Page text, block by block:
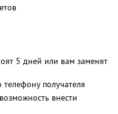
5 дней или вам заменят
получателя
внести